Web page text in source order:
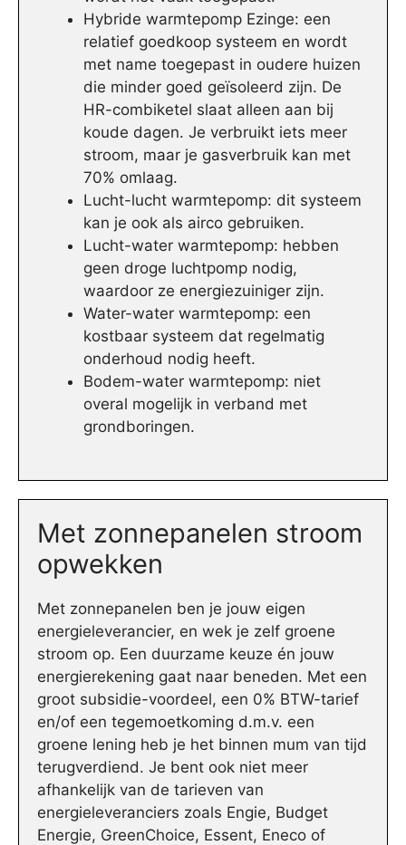
Hybride warmtepomp Ezinge: een
relatief goedkoop systeem en wordt
met name toegepast in oudere huizen
die minder goed geïsoleerd zijn. De
HR-combiketel slaat alleen aan bij
koude dagen. Je verbruikt iets meer
stroom, maar je gasverbruik kan met
70% omlaag.
Lucht-lucht warmtepomp: dit systeem
kan je ook als airco gebruiken.
Lucht-water warmtepomp: hebben
geen droge luchtpomp nodig,
waardoor ze energiezuiniger zijn.
Water-water warmtepomp: een
kostbaar systeem dat regelmatig
onderhoud nodig heeft.
Bodem-water warmtepomp: niet
overal mogelijk in verband met
grondboringen.
Met zonnepanelen stroom
opwekken
Met zonnepanelen ben je jouw eigen
energieleverancier, en wek je zelf groene
stroom op. Een duurzame keuze én jouw
energierekening gaat naar beneden. Met een
groot subsidie-voordeel, een 0% BTW-tarief
en/of een tegemoetkoming d.m.v. een
groene lening heb je het binnen mum van tijd
terugverdiend. Je bent ook niet meer
afhankelijk van de tarieven van
energieleveranciers zoals Engie, Budget
Energie, GreenChoice, Essent, Eneco of